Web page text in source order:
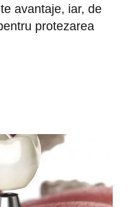
avantaje, iar, de
protezarea